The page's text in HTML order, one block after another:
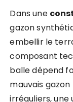
Dans une
gazon
embellir le
composant
balle dépend
mauvais
irréguliers,